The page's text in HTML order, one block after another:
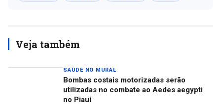
Veja também
SAÚDE NO MURAL
Bombas costais motorizadas serão
utilizadas no combate ao Aedes aegypti
no Piauí